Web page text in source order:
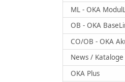
ML - OKA
OB - OKA
CO/OB - OKA
News / Kataloge
OKA Plus